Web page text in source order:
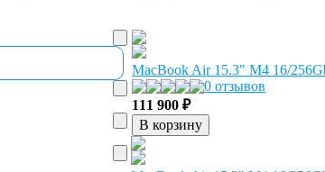
MacBook Air 15.3" M4 16/
0 отзывов
111 900 ₽
В корзину